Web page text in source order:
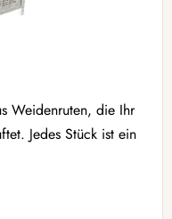
Weidenruten, die Ihr
Jedes Stück ist ein